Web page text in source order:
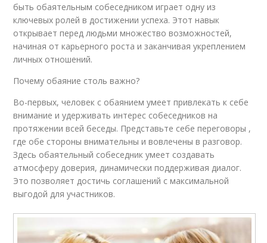
быть обаятельным собеседником играет одну из
ключевых ролей в достижении успеха. Этот навык
открывает перед людьми множество возможностей,
начиная от карьерного роста и заканчивая укреплением
личных отношений.
Почему обаяние столь важно?
Во-первых, человек с обаянием умеет привлекать к себе
внимание и удерживать интерес собеседников на
протяжении всей беседы. Представьте себе переговоры ,
где обе стороны внимательны и вовлечены в разговор.
Здесь обаятельный собеседник умеет создавать
атмосферу доверия, динамически поддерживая диалог.
Это позволяет достичь соглашений с максимальной
выгодой для участников.